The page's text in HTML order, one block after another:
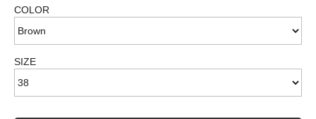
COLOR
SIZE